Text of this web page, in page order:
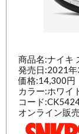
商品名:ナイキ
発売日:2021
価格:14,300円
カラー:ホワイ
コード
オンライン販